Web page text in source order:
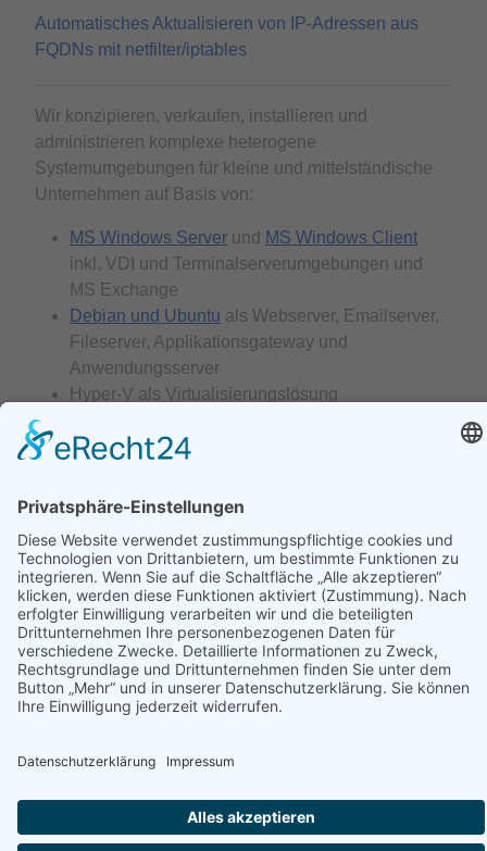
Automatisches Aktualisieren von IP-Adressen aus
FQDNs mit netfilter/iptables
Wir konzipieren, verkaufen, installieren und
administrieren komplexe heterogene
Systemumgebungen für kleine und mittelständische
Unternehmen auf Basis von:
MS Windows Server und
MS Windows Client
inkl. VDI und Terminalserverumgebungen und
MS Exchange
Debian und Ubuntu als Webserver, Emailserver,
Fileserver, Applikationsgateway und
Anwendungsserver
Hyper-V als Virtualisierungslösung
Datenbankservern (
Antivirenlösungen von
Außerdem entwickeln wir Software in den
verschiedensten Bereichen, unterstützen Kunden
beim Cloud-Exit und bei der Migration von anderen
Lösungen auf die oben angeführten.
Wir bieten NICHT an:
Netzwerkverkabelungen